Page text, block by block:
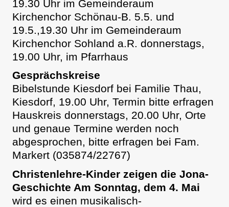
19.30 Uhr im Gemeinderaum
Kirchenchor Schönau-B. 5.5. und
19.5.,19.30 Uhr im Gemeinderaum
Kirchenchor Sohland a.R. donnerstags,
19.00 Uhr, im Pfarrhaus
Gesprächskreise
Bibelstunde Kiesdorf bei Familie Thau,
Kiesdorf, 19.00 Uhr, Termin bitte erfragen
Hauskreis donnerstags, 20.00 Uhr, Orte
und genaue Termine werden noch
abgesprochen, bitte erfragen bei Fam.
Markert (035874/22767)
Christenlehre-Kinder zeigen die Jona-
Geschichte Am Sonntag, dem 4. Mai
wird es einen musikalisch-